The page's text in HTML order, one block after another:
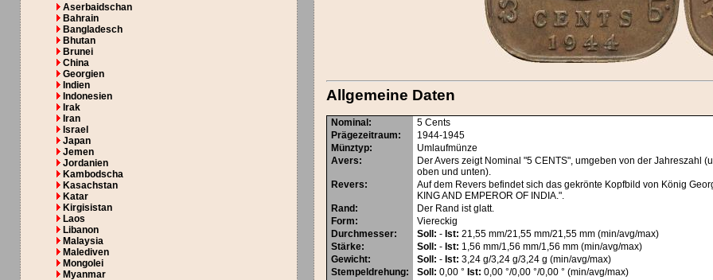
Aserbaidschan
Bahrain
Bangladesch
Bhutan
Brunei
China
Georgien
Indien
Indonesien
Irak
Iran
Israel
Japan
Jemen
Jordanien
Kambodscha
Kasachstan
Katar
Kirgisistan
Laos
Libanon
Malaysia
Malediven
Mongolei
Myanmar
Allgemeine Daten
Nominal :
5 Cents
Prägezeitraum:
1944-1945
Münztyp:
Umlaufmünze
Avers:
Der Avers zeigt Nominal "5 CENTS", umgeben von der Jahreszahl
oben und unten).
Revers:
Auf dem Revers befindet sich das gekrönte Kopfbild von König
KING AND EMPEROR OF INDIA.".
Rand :
Der Rand ist glatt.
Form:
Viereckig
Durchmesser: Soll: - Ist: 21,55 mm/21,55 mm/21,55 mm (min/avg/max)
Stärke: Soll: - Ist: 1,56 mm/1,56 mm/1,56 mm (min/avg/max)
Gewicht: Soll: - Ist: 3,24 g/3,24 g/3,24 g (min/avg/max)
Stempeldrehung: Soll: 0,00 ° Ist: 0,00 °/0,00 °/0,00 ° (min/avg/max)